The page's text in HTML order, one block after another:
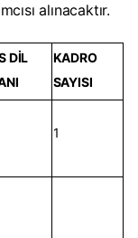
alınacaktır.
DİL
KADRO
SAYISI
1